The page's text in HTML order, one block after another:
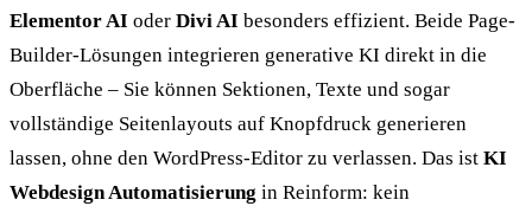
Elementor AI oder Divi AI besonders effizient. Beide Page-
Builder-Lösungen integrieren generative KI direkt in die
Oberfläche – Sie können Sektionen, Texte und sogar
vollständige Seitenlayouts auf Knopfdruck generieren
lassen, ohne den WordPress-Editor zu verlassen. Das ist KI
Webdesign Automatisierung in Reinform: kein